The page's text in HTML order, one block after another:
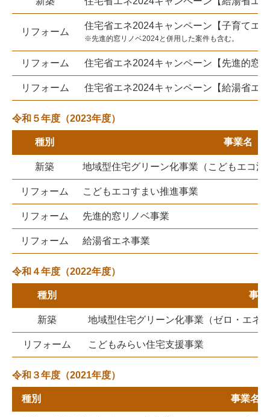
リフォーム
住宅省エネ2024キャンペーン【子育てエ
※先進的窓リノベ2024と併用した案件も含む。
リフォーム 住宅省エネ2024キャンペーン【先進的窓
リフォーム 住宅省エネ2024キャンペーン【給湯省エ
令和５年度（2023年度）
種別 事業名
新築 地域型住宅グリーン化事業（こどもエコ活
リフォーム こどもエコすまい推進事業
リフォーム 先進的窓リノベ事業
リフォーム 給湯省エネ事業
令和４年度（2022年度）
種別 事業
新築 地域型住宅グリーン化事業（ゼロ・エネ
リフォーム こどもみらい住宅支援事業
令和３年度（2021年度）
種別 事業名